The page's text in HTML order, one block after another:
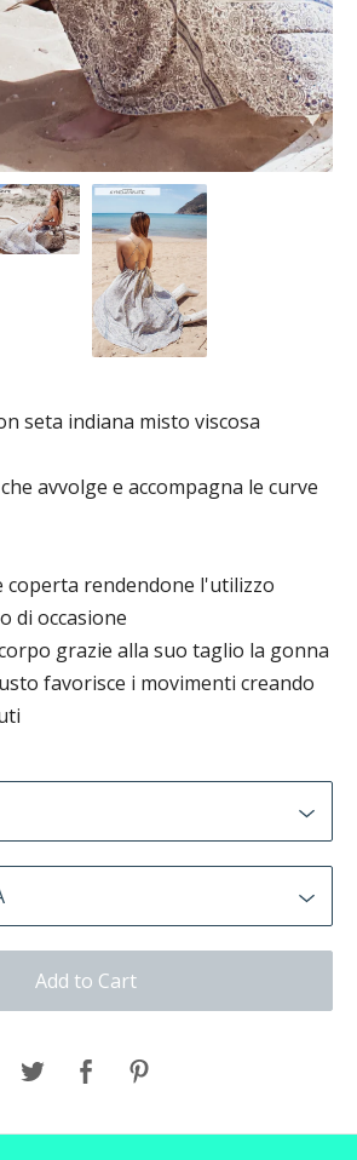
seta indiana misto viscosa
avvolge e accompagna le curve
coperta rendendone l'utilizzo
di occasione
grazie alla suo taglio la gonna
favorisce i movimenti creando
Add to Cart